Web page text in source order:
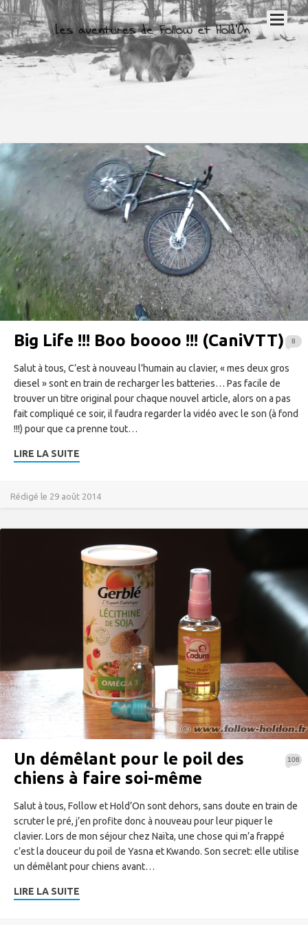
8
Big Life !!! Boo boooo !!! (CaniVTT)
Salut à tous, C’est à nouveau l’humain au clavier, « mes deux gros
diesel » sont en train de recharger les batteries… Pas facile de
trouver un titre original pour chaque nouvel article, alors on a pas
fait compliqué ce soir, il faudra regarder la vidéo avec le son (à fond
!!!) pour que ca prenne tout…
LIRE LA SUITE
Rédigé le 29 août 2014
106
Un démêlant pour le poil des
chiens à faire soi-même
Salut à tous, Follow et Hold’On sont dehors, sans doute en train de
scruter le pré, j’en profite donc à nouveau pour leur piquer le
clavier. Lors de mon séjour chez Naïta, une chose qui m’a frappé
c’est la douceur du poil de Yasna et Kwando. Son secret: elle utilise
un démêlant pour chiens avant…
LIRE LA SUITE